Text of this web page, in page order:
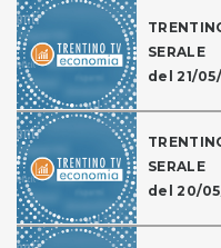
SERALE
del 21/
SERALE
del 20/